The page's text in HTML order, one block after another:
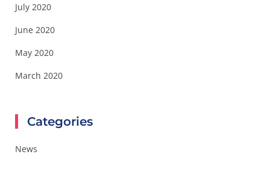
July 2020
June 2020
May 2020
March 2020
Categories
News